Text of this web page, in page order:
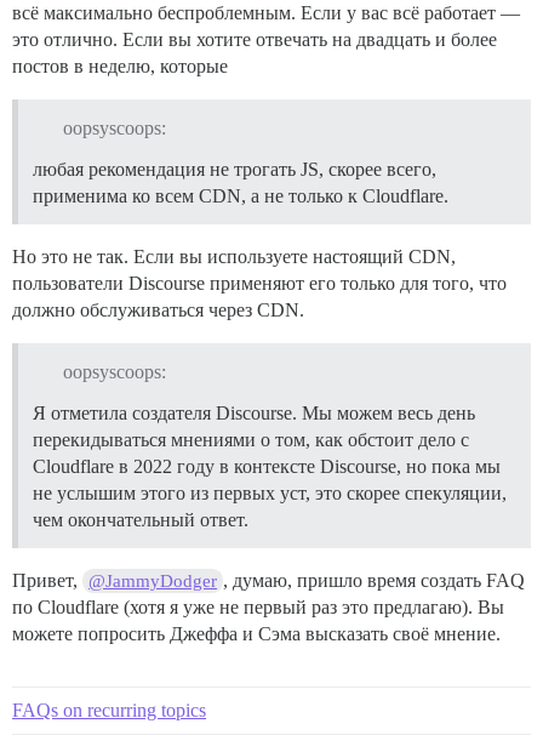
всё максимально беспроблемным. Если у вас всё работает —
это отлично. Если вы хотите отвечать на двадцать и более
постов в неделю, которые
oopsyscoops:
любая рекомендация не трогать JS, скорее всего,
применима ко всем CDN, а не только к Cloudflare.
Но это не так. Если вы используете настоящий CDN,
пользователи Discourse применяют его только для того, что
должно обслуживаться через CDN.
oopsyscoops:
Я отметила создателя Discourse. Мы можем весь день
перекидываться мнениями о том, как обстоит дело с
Cloudflare в 2022 году в контексте Discourse, но пока мы
не услышим этого из первых уст, это скорее спекуляции,
чем окончательный ответ.
Привет, @JammyDodger , думаю, пришло время создать FAQ
по Cloudflare (хотя я уже не первый раз это предлагаю). Вы
можете попросить Джеффа и Сэма высказать своё мнение.
FAQs on recurring topics